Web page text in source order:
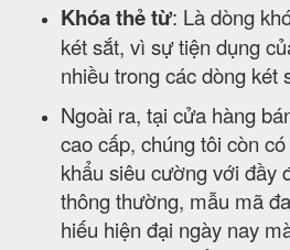
Khóa thẻ từ: Là dòng
két sắt, vì sự tiện dụng
nhiều trong các dòng két
Ngoài ra, tại cửa hàng
cao cấp, chúng tôi còn
khẩu siêu cường với đầy
thông thường, mẫu mã
hiếu hiện đại ngày nay